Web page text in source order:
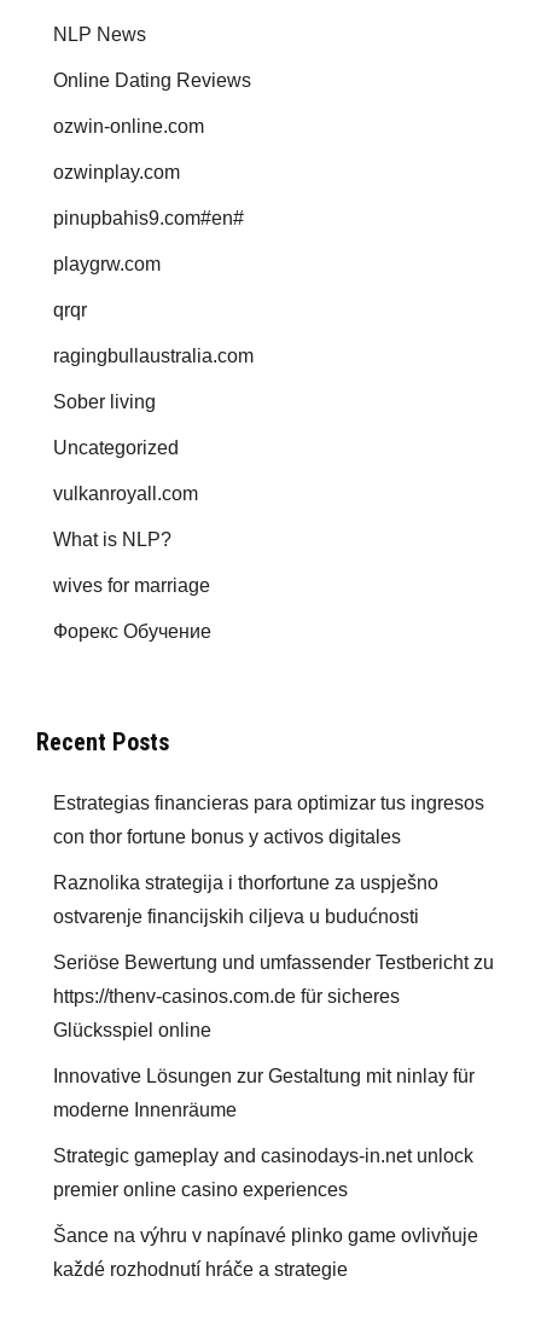
NLP News
Online Dating Reviews
ozwin-online.com
ozwinplay.com
pinupbahis9.com#en#
playgrw.com
qrqr
ragingbullaustralia.com
Sober living
Uncategorized
vulkanroyall.com
What is NLP?
wives for marriage
Форекс Обучение
Recent Posts
Estrategias financieras para optimizar tus ingresos
con thor fortune bonus y activos digitales
Raznolika strategija i thorfortune za uspješno
ostvarenje financijskih ciljeva u budućnosti
Seriöse Bewertung und umfassender Testbericht zu
https://thenv-casinos.com.de für sicheres
Glücksspiel online
Innovative Lösungen zur Gestaltung mit ninlay für
moderne Innenräume
Strategic gameplay and casinodays-in.net unlock
premier online casino experiences
Šance na výhru v napínavé plinko game ovlivňuje
každé rozhodnutí hráče a strategie